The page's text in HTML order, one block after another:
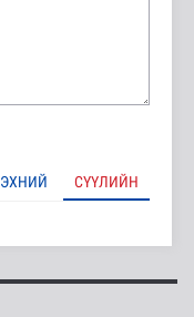
ЭХНИЙ СҮҮЛИЙН